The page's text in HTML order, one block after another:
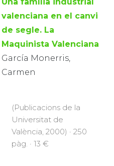
valenciana en el canvi
de segle. La
Maquinista Valenciana
García Monerris,
Carmen
(Publicacions de la
Universitat de
València, 2000) · 250
pàg. · 13 €